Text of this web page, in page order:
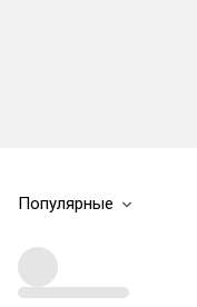
Популярные